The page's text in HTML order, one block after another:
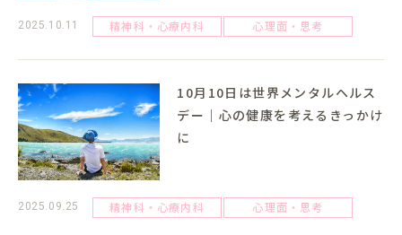
2025.10.11 精神科・心療内科 心理面・思考
10月10日は世界メンタルヘルス
デー｜心の健康を考えるきっかけ
に
2025.09.25 精神科・心療内科 心理面・思考